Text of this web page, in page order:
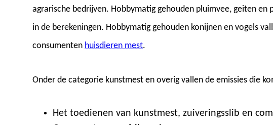
agrarische bedrijven. Hobbymatig gehouden pluimvee, geiten en
in de berekeningen. Hobbymatig gehouden konijnen en vogels
consumenten huisdieren mest.
Onder de categorie kunstmest en overig vallen de emissies die
Het toedienen van kunstmest, zuiveringsslib en